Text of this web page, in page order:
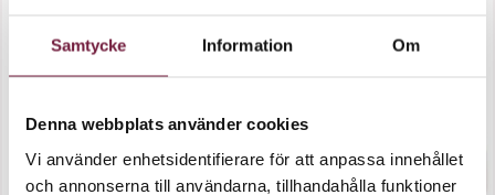
Samtycke Information Om
Denna webbplats använder cookies
Vi använder enhetsidentifierare för att anpassa innehållet
och annonserna till användarna, tillhandahålla funktioner